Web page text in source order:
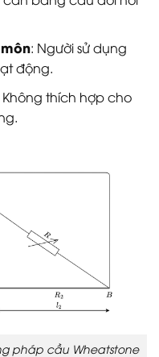
: Người sử dụng
động.
Không thích hợp cho
pháp cầu Wheatstone